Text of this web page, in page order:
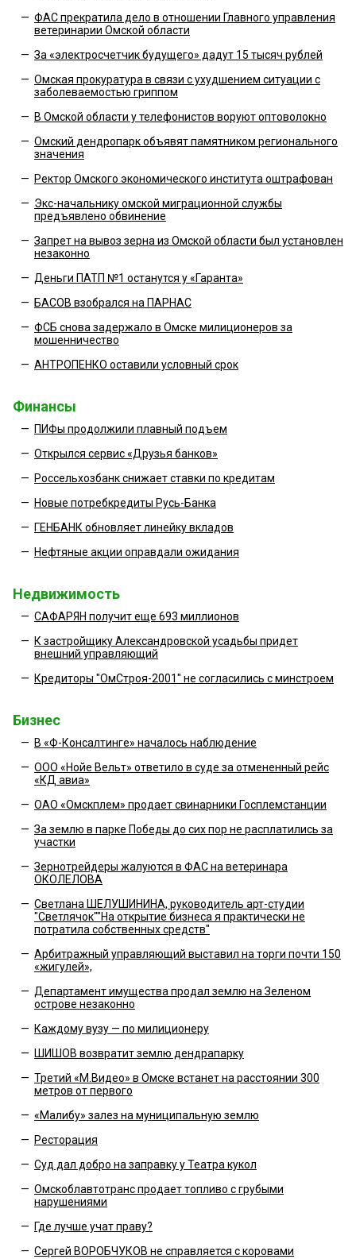
— ФАС прекратила дело в отношении Главного управления
ветеринарии Омской области
— За «электросчетчик будущего» дадут 15 тысяч рублей
— Омская прокуратура в связи с ухудшением ситуации с
заболеваемостью гриппом
— В Омской области у телефонистов воруют оптоволокно
— Омский дендропарк объявят памятником регионального
значения
— Ректор Омского экономического института оштрафован
— Экс-начальнику омской миграционной службы
предъявлено обвинение
— Запрет на вывоз зерна из Омской области был установлен
незаконно
— Деньги ПАТП №1 останутся у «Гаранта»
— БАСОВ взобрался на ПАРНАС
— ФСБ снова задержало в Омске милиционеров за
мошенничество
— АНТРОПЕНКО оставили условный срок
Финансы
— ПИФы продолжили плавный подъем
— Открылся сервис «Друзья банков»
— Россельхозбанк снижает ставки по кредитам
— Новые потребкредиты Русь-Банка
— ГЕНБАНК обновляет линейку вкладов
— Нефтяные акции оправдали ожидания
Недвижимость
— САФАРЯН получит еще 693 миллионов
— К застройщику Александровской усадьбы придет
внешний управляющий
— Кредиторы "ОмСтроя-2001" не согласились с минстроем
Бизнес
— В «Ф-Консалтинге» началось наблюдение
— ООО «Нойе Вельт» ответило в суде за отмененный рейс
«КД авиа»
— ОАО «Омскплем» продает свинарники Госплемстанции
— За землю в парке Победы до сих пор не расплатились за
участки
— Зернотрейдеры жалуются в ФАС на ветеринара
ОКОЛЕЛОВА
— Светлана ШЕЛУШИНИНА, руководитель арт-студии
"Светлячок""На открытие бизнеса я практически не
потратила собственных средств"
— Арбитражный управляющий выставил на торги почти 150
«жигулей»,
— Департамент имущества продал землю на Зеленом
острове незаконно
— Каждому вузу — по милиционеру
— ШИШОВ возвратит землю дендрапарку
— Третий «М.Видео» в Омске встанет на расстоянии 300
метров от первого
— «Малибу» залез на муниципальную землю
— Ресторация
— Суд дал добро на заправку у Театра кукол
— Омскоблавтотранс продает топливо с грубыми
нарушениями
— Где лучше учат праву?
— Сергей ВОРОБЧУКОВ не справляется с коровами